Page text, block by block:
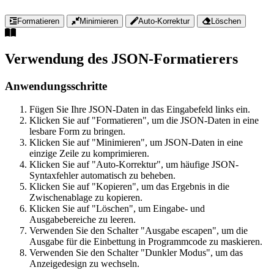
Formatieren Minimieren Auto-Korrektur Löschen
Verwendung des JSON-Formatierers
Anwendungsschritte
Fügen Sie Ihre JSON-Daten in das Eingabefeld links ein.
Klicken Sie auf "Formatieren", um die JSON-Daten in eine
lesbare Form zu bringen.
Klicken Sie auf "Minimieren", um JSON-Daten in eine
einzige Zeile zu komprimieren.
Klicken Sie auf "Auto-Korrektur", um häufige JSON-
Syntaxfehler automatisch zu beheben.
Klicken Sie auf "Kopieren", um das Ergebnis in die
Zwischenablage zu kopieren.
Klicken Sie auf "Löschen", um Eingabe- und
Ausgabebereiche zu leeren.
Verwenden Sie den Schalter "Ausgabe escapen", um die
Ausgabe für die Einbettung in Programmcode zu maskieren.
Verwenden Sie den Schalter "Dunkler Modus", um das
Anzeigedesign zu wechseln.